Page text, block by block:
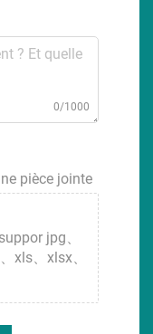
0/1000
pièce jointe
jpg、
xls、xlsx、